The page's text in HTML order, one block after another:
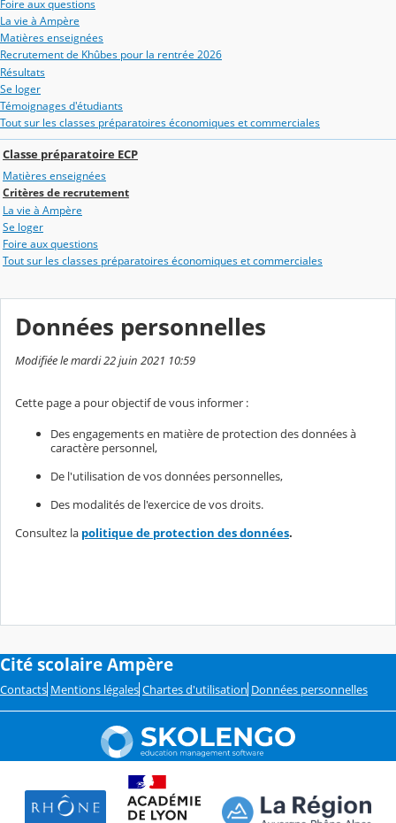
Foire aux questions
La vie à Ampère
Matières enseignées
Recrutement de Khûbes pour la rentrée 2026
Résultats
Se loger
Témoignages d'étudiants
Tout sur les classes préparatoires économiques et commerciales
Classe préparatoire ECP
Matières enseignées
Critères de recrutement
La vie à Ampère
Se loger
Foire aux questions
Tout sur les classes préparatoires économiques et commerciales
Données personnelles
Modifiée le mardi 22 juin 2021 10:59
Cette page a pour objectif de vous informer :
Des engagements en matière de protection des données à
caractère personnel,
De l'utilisation de vos données personnelles,
Des modalités de l'exercice de vos droits.
Consultez la politique de protection des données.
Cité scolaire Ampère
Contacts Mentions légales Chartes d'utilisation Données personnelles